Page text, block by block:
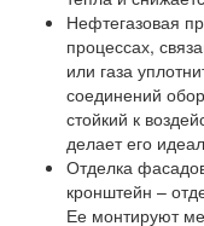
Нефтегазовая
процессах,
или газа
соединений
стойкий к
делает его
Отделка
кронштейн –
Ее монтируют